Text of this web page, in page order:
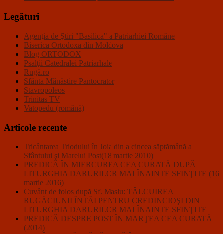
Legături
Agenţia de Ştiri "Basilica" a Patriarhiei Române
Biserica Ortodoxa din Moldova
Blog ORTODOX
Psalţii Catedralei Patriarhale
Rugă.ro
Sfânta Mănăstire Pantocrator
Stavropoleos
Trinitas TV
Vatopedu (română)
Articole recente
Tricântarea Triodului în Joia din a cincea săptămână a
Sfântului şi Marelui Post(18 martie 2010)
PREDICĂ ÎN MIERCUREA CEA CURATĂ DUPĂ
LITURGHIA DARURILOR MAI ÎNAINTE SFINŢITE (16
martie 2016)
Cuvânt de folos după Sf. Maslu: TÂLCUIREA
RUGĂCIUNII ÎNTÂI PENTRU CREDINCIOŞI DIN
LITURGHIA DARURILOR MAI ÎNAINTE SFINŢITE
PREDICĂ DESPRE POST ÎN MARŢEA CEA CURATĂ
(2014)